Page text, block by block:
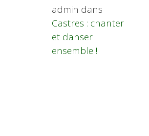
admin dans
Castres : chanter
et danser
ensemble !